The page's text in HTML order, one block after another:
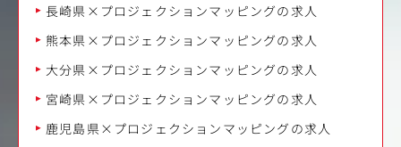
長崎県×プロジェクションマッピングの求人
熊本県×プロジェクションマッピングの求人
大分県×プロジェクションマッピングの求人
宮崎県×プロジェクションマッピングの求人
鹿児島県×プロジェクションマッピングの求人